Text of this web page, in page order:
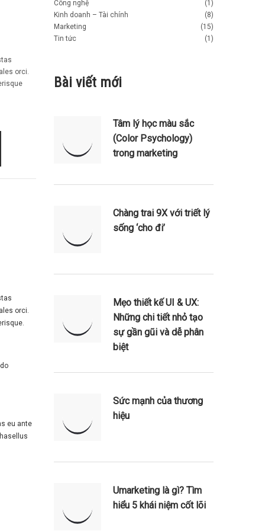
orci.
orci.
eu ante
Công nghệ
(1)
Kinh doanh – Tài chính
(8)
Marketing
(15)
Tin tức
(1)
Bài viết mới
Tâm lý học màu sắc
(Color Psychology)
trong marketing
Chàng trai 9X với triết lý
sống ‘cho đi’
Mẹo thiết kế UI & UX:
Những chi tiết nhỏ tạo
sự gần gũi và dễ phân
biệt
Sức mạnh của thương
hiệu
Umarketing là gì? Tìm
hiểu 5 khái niệm cốt lõi